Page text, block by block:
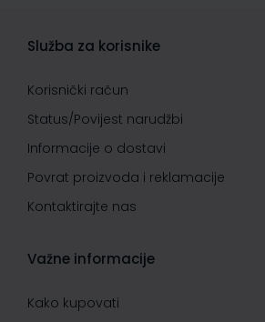
Služba za korisnike
Korisnički račun
Status/Povijest narudžbi
Informacije o dostavi
Povrat proizvoda i reklamacije
Kontaktirajte nas
Važne informacije
Kako kupovati